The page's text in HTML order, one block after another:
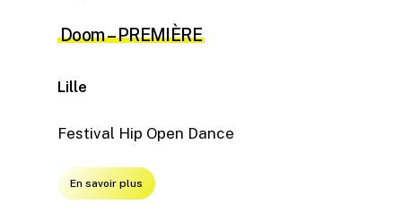
Doom – PREMIÈRE
Lille
Festival Hip Open Dance
En savoir plus